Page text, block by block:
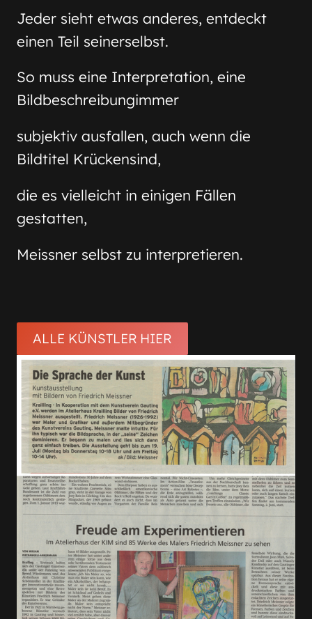
Jeder sieht etwas anderes, entdeckt
einen Teil seinerselbst.
So muss eine Interpretation, eine
Bildbeschreibungimmer
subjektiv ausfallen, auch wenn die
Bildtitel Krückensind,
die es vielleicht in einigen Fällen
gestatten,
Meissner selbst zu interpretieren.
ALLE KÜNSTLER HIER